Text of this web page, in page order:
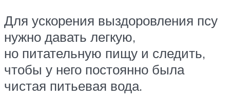
Для ускорения выздоровления псу
нужно давать легкую,
но питательную пищу и следить,
чтобы у него постоянно была
чистая питьевая вода.